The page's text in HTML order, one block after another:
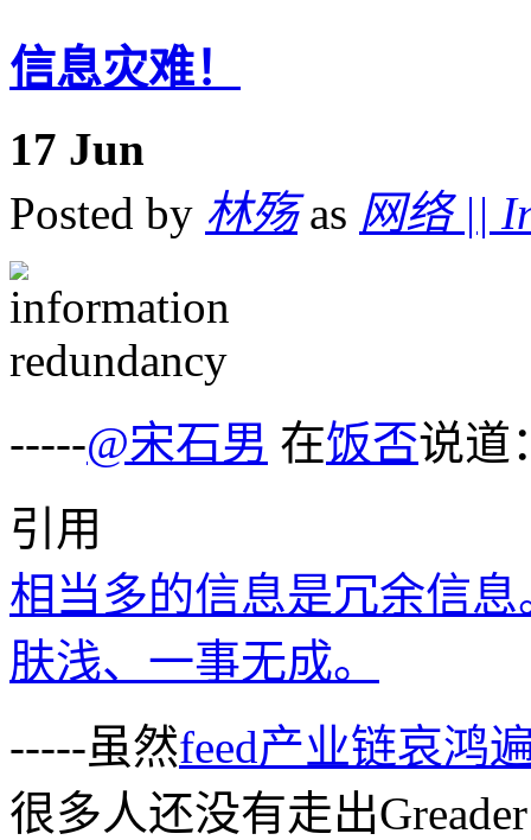
信息灾难！
17 Jun
Posted by 林殇as 网络 ||
-----@宋石男 在饭否说道
引用
相当多的信息是冗余信
肤浅、一事无成。
-----虽然feed产业链哀鸿
很多人还没有走出